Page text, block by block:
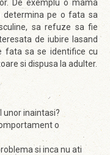
De exemplu o mama
determina pe o fata sa
sa refuze sa fie
de iubire lasand
fata sa se identifice cu
si dispusa la adulter.
unor inaintasi?
o
si inca nu ati